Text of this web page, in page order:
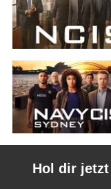
Hol dir